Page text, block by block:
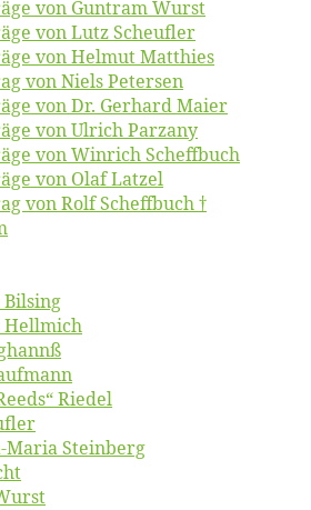
von Gun­tram Wurst
von Lutz Scheufler
von Hel­mut Matthies
von Niels Petersen
von Dr. Ger­hard Maier
von Ul­rich Parzany
von Win­rich Scheffbuch
von Olaf Latzel
von Rolf Scheffbuch †
Hellmich
Riedel
Ma­ria Steinberg